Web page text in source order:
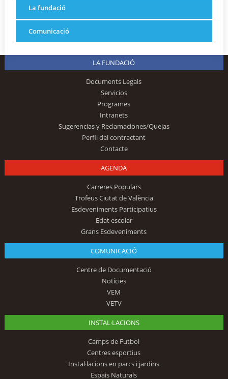
La fundació
Comunicació
LA FUNDACIÓ
Documents Legals
Servicios
Programes
Intranets
Sugerencias y Reclamaciones/Quejas
Perfil del contractant
Contacte
AGENDA
Carreres Populars
Trofeus Ciutat de València
Esdeveniments Participatius
Edat escolar
Grans Esdeveniments
COMUNICACIÓ
Centre de Documentació
Notícies
VEM
VETV
INSTAL·LACIONS
Camps de Futbol
Centres esportius
Instal·lacions en parcs i jardins
Espais Naturals